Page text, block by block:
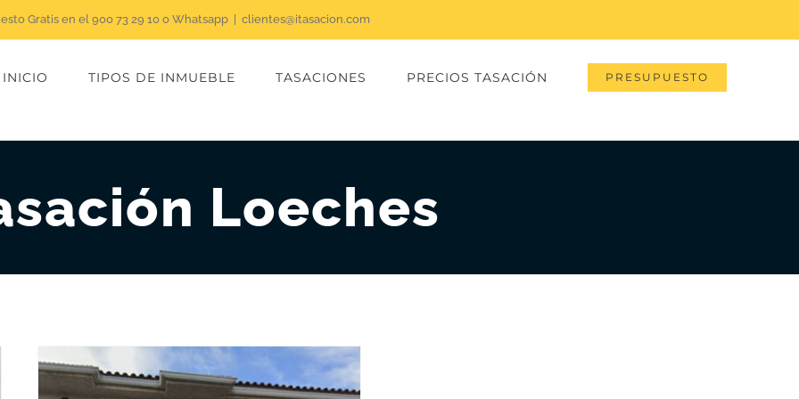
Gratis en el 900 73 29 10 o Whatsapp clientes@itasacion.com
INICIO TIPOS DE INMUEBLE TASACIONES PRECIOS TASACIÓN PRESUPUESTO
Loeches